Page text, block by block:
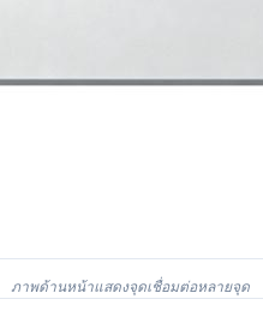
ภาพด้านหน้าแสดงจุดเชื่อมต่อหลายจุด